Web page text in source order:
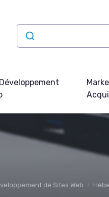
de Sites Web